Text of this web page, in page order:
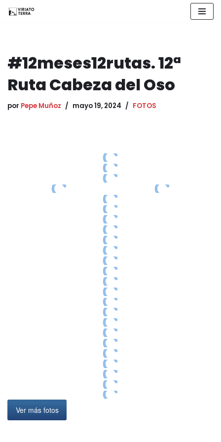
#12meses12rutas. 12ª
Ruta Cabeza del Oso
por Pepe Muñoz mayo 19, 2024 FOTOS
Ver más fotos